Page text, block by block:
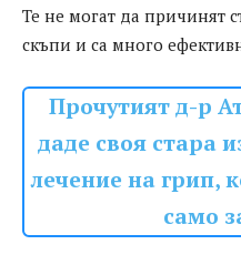
Те не могат да причинят
скъпи и са много
Прочутият д-р
даде своя стара
лечение на грип,
само